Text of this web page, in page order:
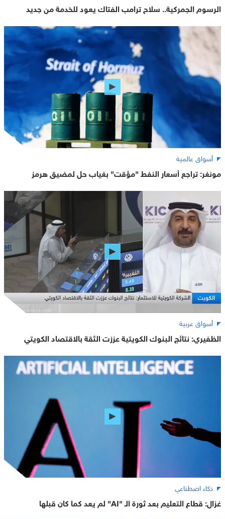
الرسوم الجمركية.. سلاح ترامب الفتاك يعود للخدمة من جديد
أسواق عالمية
مونغر: تراجع أسعار النفط "مؤقت" بغياب حل لمضيق هرمز
أسواق عربية
الظفيري: نتائج البنوك الكويتية عززت الثقة بالاقتصاد الكويتي
ذكاء اصطناعي
غزال: قطاع التعليم بعد ثورة الـ "AI" لم يعد كما كان قبلها